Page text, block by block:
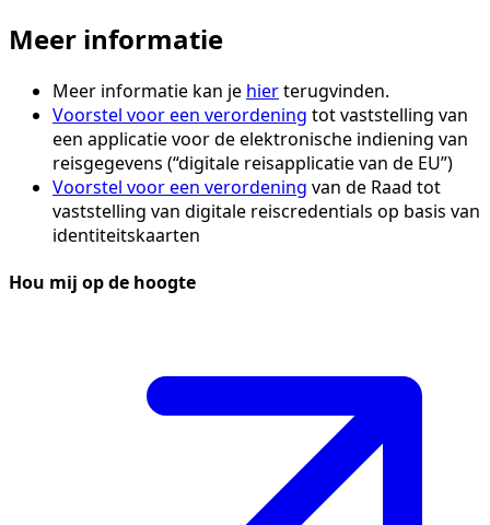
Meer informatie
Meer informatie kan je hierterugvinden.
Voorstel voor een verordening tot vaststelling van
een applicatie voor de elektronische indiening van
reisgegevens (“digitale reisapplicatie van de EU”)
Voorstel voor een verordening van de Raad tot
vaststelling van digitale reiscredentials op basis van
identiteitskaarten
Hou mij op de hoogte